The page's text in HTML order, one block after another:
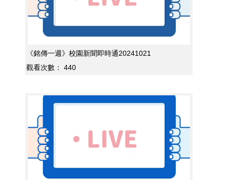
《銘傳一週》校園新聞即時通20241021
觀看次數：
440